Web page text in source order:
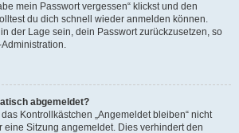
mein Passwort vergessen“ klickst und den
du dich schnell wieder anmelden können.
der Lage sein, dein Passwort zurückzusetzen, so
abgemeldet?
Kontrollkästchen „Angemeldet bleiben“ nicht
eine Sitzung angemeldet. Dies verhindert den